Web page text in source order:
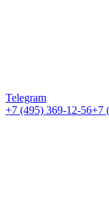
Telegram
+7 (495) 369-12-56+7